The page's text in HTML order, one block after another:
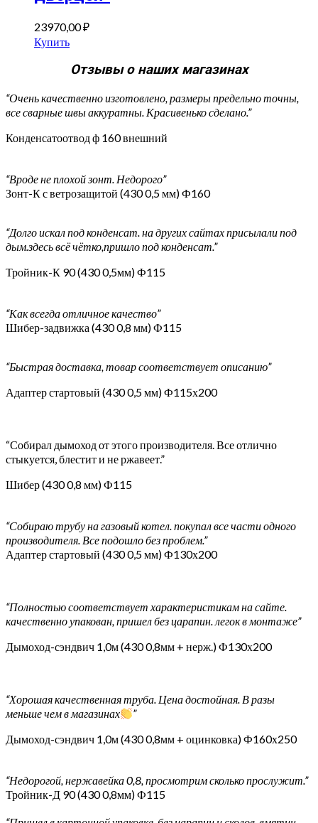
23970,00₽
Купить
Отзывы о наших магазинах
“Очень качественно изготовлено, размеры предельно точны,
все сварные швы аккуратны. Красивенько сделано.”
Конденсатоотвод ф 160 внешний
“Вроде не плохой зонт. Недорого”
Зонт-К с ветрозащитой (430 0,5 мм) Ф160
“Долго искал под конденсат. на других сайтах присылали под
дым.здесь всё чётко,пришло под конденсат.”
Тройник-К 90 (430 0,5мм) Ф115
“Как всегда отличное качество”
Шибер-задвижка (430 0,8 мм) Ф115
“Быстрая доставка, товар соответствует описанию”
Адаптер стартовый (430 0,5 мм) Ф115х200
“Собирал дымоход от этого производителя. Все отлично
стыкуется, блестит и не ржавеет.”
Шибер (430 0,8 мм) Ф115
“Собираю трубу на газовый котел. покупал все части одного
производителя. Все подошло без проблем.”
Адаптер стартовый (430 0,5 мм) Ф130х200
“Полностью соответствует характеристикам на сайте.
качественно упакован, пришел без царапин. легок в монтаже”
Дымоход-сэндвич 1,0м (430 0,8мм + нерж.) Ф130х200
“Хорошая качественная труба. Цена достойная. В разы
меньше чем в магазинах
”
Дымоход-сэндвич 1,0м (430 0,8мм + оцинковка) Ф160х250
“Недорогой, нержавейка 0,8, просмотрим сколько прослужит.”
Тройник-Д 90 (430 0,8мм) Ф115